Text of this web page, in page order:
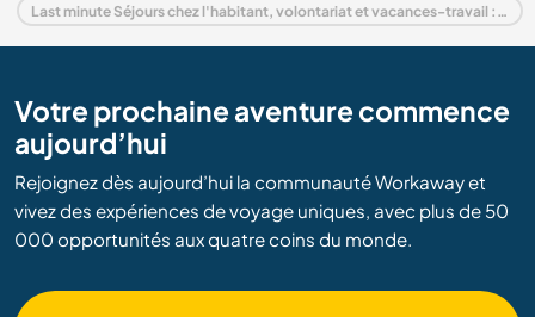
Last minute Séjours chez l'habitant, volontariat et vacances-travail : destination Roumanie
Votre prochaine aventure commence
aujourd’hui
Rejoignez dès aujourd’hui la communauté Workaway et
vivez des expériences de voyage uniques, avec plus de 50
000 opportunités aux quatre coins du monde.